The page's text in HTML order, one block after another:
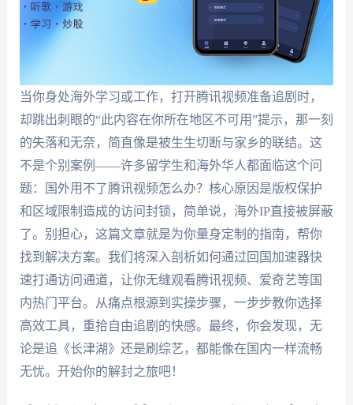
当你身处海外学习或工作，打开腾讯视频准备追剧时，
却跳出刺眼的“此内容在你所在地区不可用”提示，那一刻
的失落和无奈，简直像是被生生切断与家乡的联结。这
不是个别案例——许多留学生和海外华人都面临这个问
题：国外用不了腾讯视频怎么办？核心原因是版权保护
和区域限制造成的访问封锁，简单说，海外IP直接被屏蔽
了。别担心，这篇文章就是为你量身定制的指南，帮你
找到解决方案。我们将深入剖析如何通过回国加速器快
速打通访问通道，让你无缝观看腾讯视频、爱奇艺等国
内热门平台。从痛点根源到实操步骤，一步步教你选择
高效工具，重拾自由追剧的快感。最终，你会发现，无
论是追《长津湖》还是刷综艺，都能像在国内一样流畅
无忧。开始你的解封之旅吧！